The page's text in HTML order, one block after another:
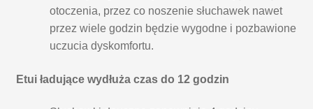
otoczenia, przez co noszenie słuchawek nawet
przez wiele godzin będzie wygodne i pozbawione
uczucia dyskomfortu.
Etui ładujące wydłuża czas do 12 godzin